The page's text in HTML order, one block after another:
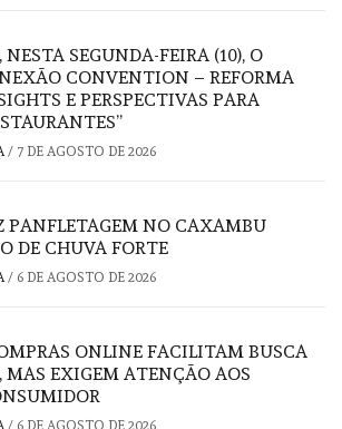
SEGUNDA-FEIRA (10), O
CONVENTION – REFORMA
E PERSPECTIVAS PARA
/ 7 DE AGOSTO DE 2026
PANFLETAGEM NO CAXAMBU
DE CHUVA FORTE
/ 6 DE AGOSTO DE 2026
ONLINE FACILITAM BUSCA
MAS EXIGEM ATENÇÃO AOS
/ 6 DE AGOSTO DE 2026